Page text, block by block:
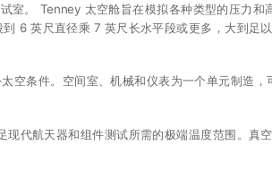
。 Tenney 太空舱旨在模拟各种类型的压力
6 英尺直径乘 7 英尺长水平段或更多，大到足
空条件。空间室、机械和仪表为一个单元制造
代航天器和组件测试所需的极端温度范围。真